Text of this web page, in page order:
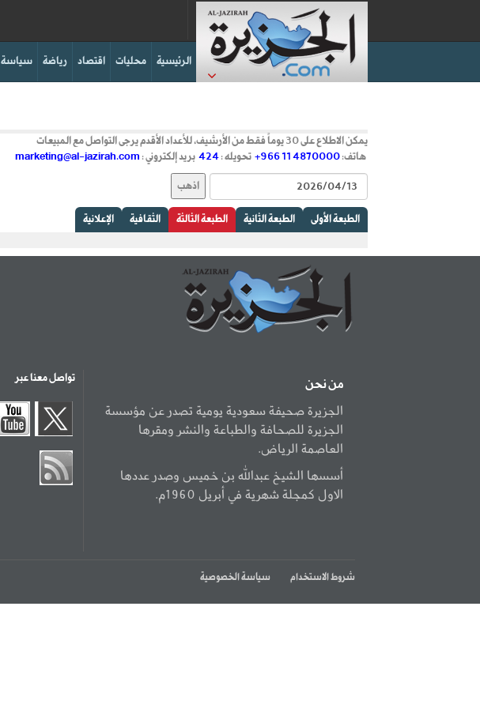
سياسة رياضة اقتصاد محليات الرئيسية
يمكن الاطلاع على 30 يوماً فقط من الأرشيف، للأعداد الأقدم يرجى التواصل مع المبيعات
هاتف: +966 11 4870000 تحويله : 424 بريد إلكتروني : marketing@al-jazirah.com
الطبعة الأولى الطبعة الثانية الطبعة الثالثة الثقافية الإعلانية
من نحن
الجزيرة صحيفة سعودية يومية تصدر عن مؤسسة
الجزيرة للصحافة والطباعة والنشر ومقرها
العاصمة الرياض.
أسسها الشيخ عبدالله بن خميس وصدر عددها
الاول كمجلة شهرية في أبريل 1960م.
تواصل معنا عبر
شروط الاستخدام سياسة الخصوصية